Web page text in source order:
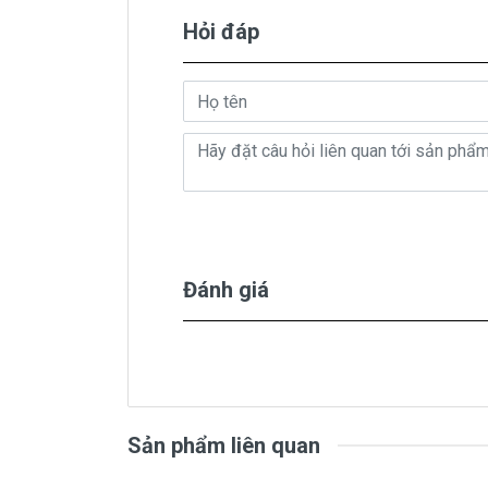
Thông thườngbàn phím laptop Lenovobị
khó chịu, không gõ được một số phím
chữa cũng gần bằng thay bàn phím mới.
keyboard Lenovo Y50-70 chất lượng tốt
* Các trường hợp không được bảo hành:
Hỏi đáp
Đánh giá
Sản phẩm liên quan